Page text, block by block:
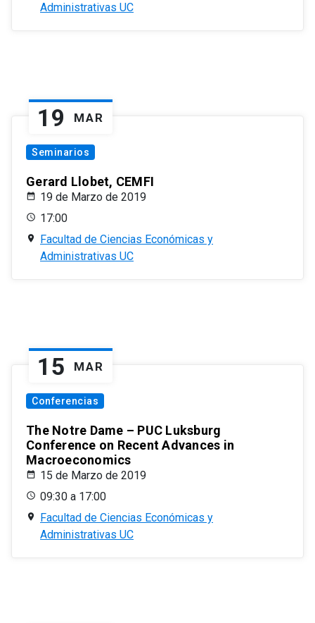
Administrativas UC
19 MAR
Seminarios
Gerard Llobet, CEMFI
19 de Marzo de 2019
17:00
Facultad de Ciencias Económicas y
Administrativas UC
15 MAR
Conferencias
The Notre Dame – PUC Luksburg
Conference on Recent Advances in
Macroeconomics
15 de Marzo de 2019
09:30 a 17:00
Facultad de Ciencias Económicas y
Administrativas UC